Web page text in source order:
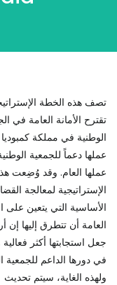
تصف هذه الخطة
تقترح الأمانة العامة في
الوطنية في مملكة
عملها دعماً للجمعية
عملها العام. وقد وُضِعت
الإستراتيجية لمعالجة
الأساسية التي يتعين على
العامة أن تتطرق إليها إن
جعل استجابتها أكثر
في دورها الداعم للجمعية
ولهذه الغاية، سيتم تحديث